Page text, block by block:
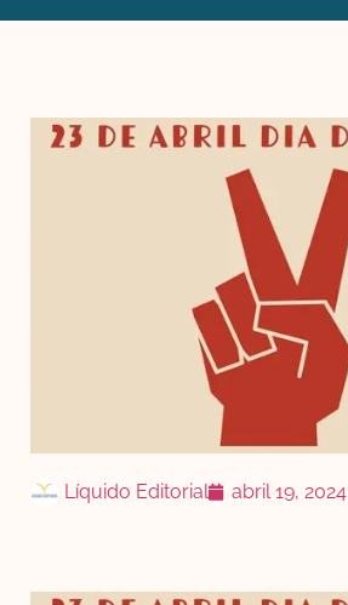
Líquido Editorial abril 19, 2024